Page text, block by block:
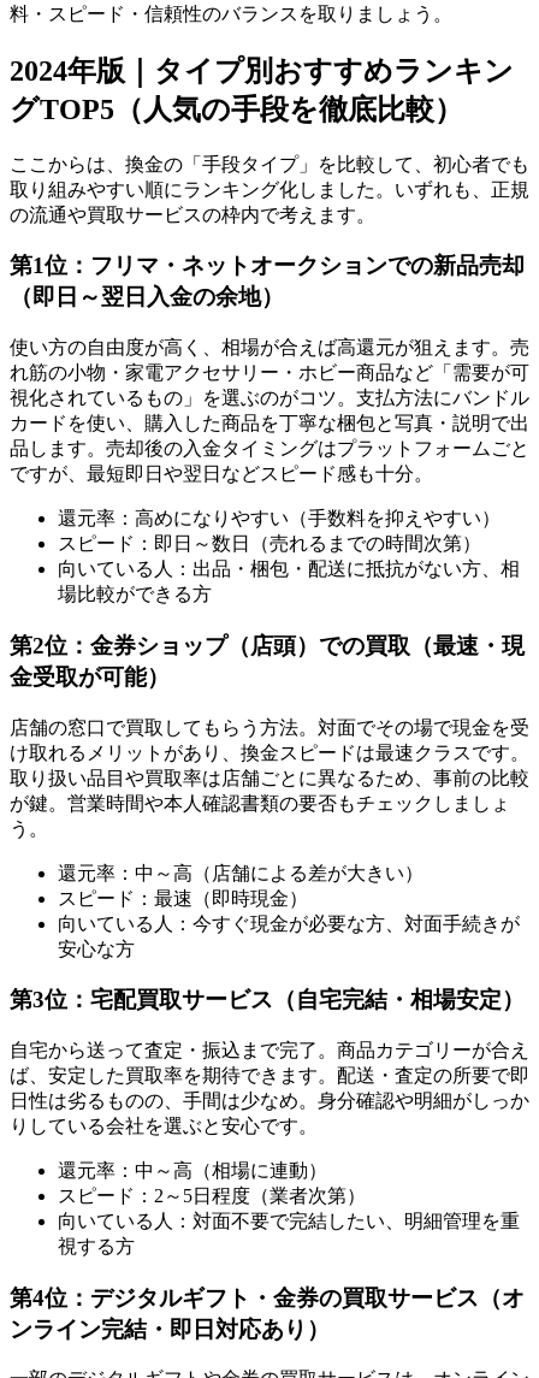
料・スピード・信頼性のバランスを取りましょう。
2024年版｜タイプ別おすすめランキン
グTOP5（人気の手段を徹底比較）
ここからは、換金の「手段タイプ」を比較して、初心者でも
取り組みやすい順にランキング化しました。いずれも、正規
の流通や買取サービスの枠内で考えます。
第1位：フリマ・ネットオークションでの新品売却
（即日～翌日入金の余地）
使い方の自由度が高く、相場が合えば高還元が狙えます。売
れ筋の小物・家電アクセサリー・ホビー商品など「需要が可
視化されているもの」を選ぶのがコツ。支払方法にバンドル
カードを使い、購入した商品を丁寧な梱包と写真・説明で出
品します。売却後の入金タイミングはプラットフォームごと
ですが、最短即日や翌日などスピード感も十分。
還元率：高めになりやすい（手数料を抑えやすい）
スピード：即日～数日（売れるまでの時間次第）
向いている人：出品・梱包・配送に抵抗がない方、相
場比較ができる方
第2位：金券ショップ（店頭）での買取（最速・現
金受取が可能）
店舗の窓口で買取してもらう方法。対面でその場で現金を受
け取れるメリットがあり、換金スピードは最速クラスです。
取り扱い品目や買取率は店舗ごとに異なるため、事前の比較
が鍵。営業時間や本人確認書類の要否もチェックしましょ
う。
還元率：中～高（店舗による差が大きい）
スピード：最速（即時現金）
向いている人：今すぐ現金が必要な方、対面手続きが
安心な方
第3位：宅配買取サービス（自宅完結・相場安定）
自宅から送って査定・振込まで完了。商品カテゴリーが合え
ば、安定した買取率を期待できます。配送・査定の所要で即
日性は劣るものの、手間は少なめ。身分確認や明細がしっか
りしている会社を選ぶと安心です。
還元率：中～高（相場に連動）
スピード：2～5日程度（業者次第）
向いている人：対面不要で完結したい、明細管理を重
視する方
第4位：デジタルギフト・金券の買取サービス（オ
ンライン完結・即日対応あり）